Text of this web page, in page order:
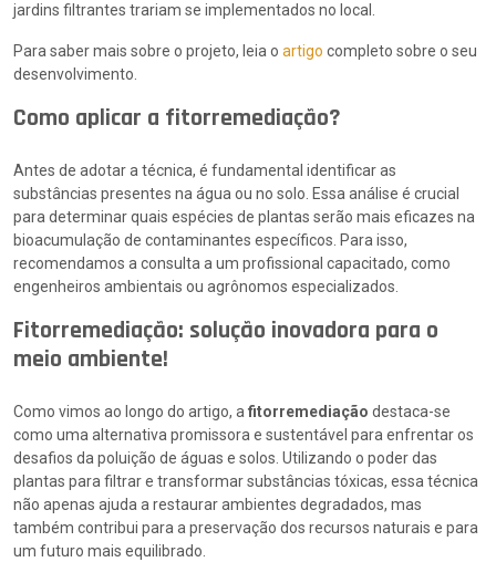
jardins filtrantes trariam se implementados no local.
Para saber mais sobre o projeto, leia o artigo completo sobre o seu
desenvolvimento.
Como aplicar a fitorremediação?
Antes de adotar a técnica, é fundamental identificar as
substâncias presentes na água ou no solo. Essa análise é crucial
para determinar quais espécies de plantas serão mais eficazes na
bioacumulação de contaminantes específicos. Para isso,
recomendamos a consulta a um profissional capacitado, como
engenheiros ambientais ou agrônomos especializados.
Fitorremediação: solução inovadora para o
meio ambiente!
Como vimos ao longo do artigo, afitorremediação destaca-se
como uma alternativa promissora e sustentável para enfrentar os
desafios da poluição de águas e solos. Utilizando o poder das
plantas para filtrar e transformar substâncias tóxicas, essa técnica
não apenas ajuda a restaurar ambientes degradados, mas
também contribui para a preservação dos recursos naturais e para
um futuro mais equilibrado.